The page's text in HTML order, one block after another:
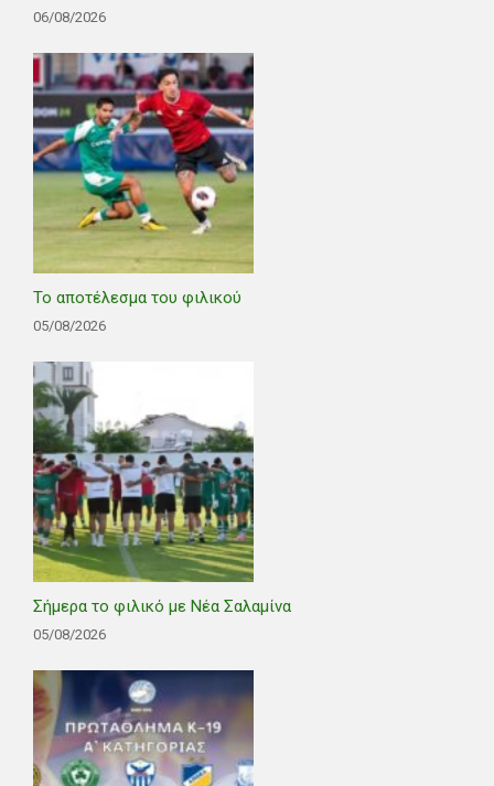
06/08/2026
Το αποτέλεσμα του φιλικού
05/08/2026
Σήμερα το φιλικό με Νέα Σαλαμίνα
05/08/2026